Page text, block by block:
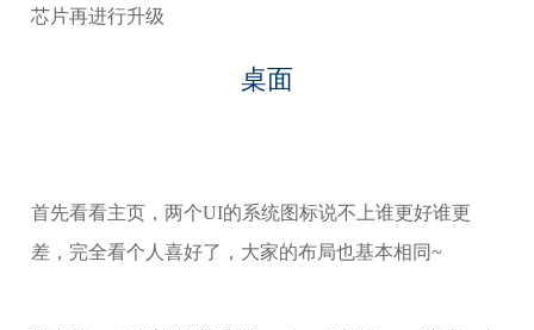
芯片再进行升级
桌面
首先看看主页，两个UI的系统图标说不上谁更好谁更
差，完全看个人喜好了，大家的布局也基本相同~